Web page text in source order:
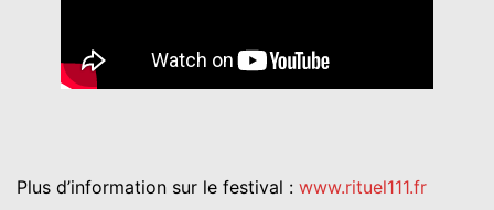
Plus d’information sur le festival : www.rituel111.fr